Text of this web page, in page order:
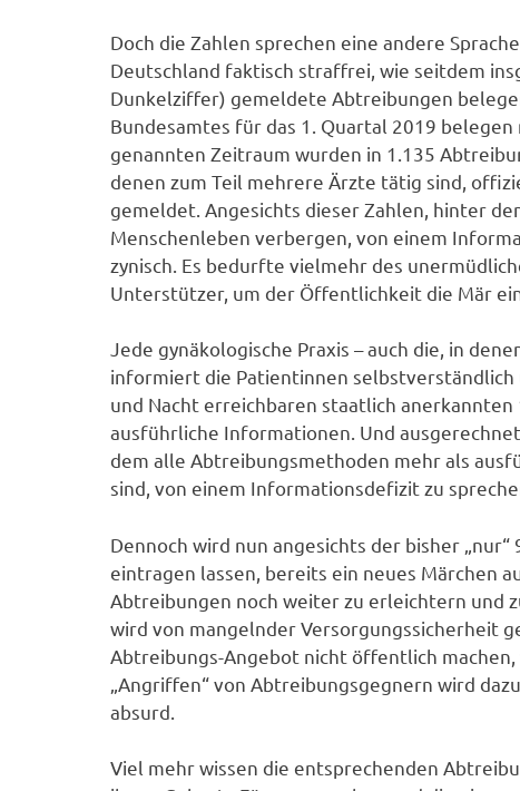
Doch die Zahlen sprechen eine andere
Deutschland faktisch straffrei, wie seitdem
Dunkelziffer) gemeldete Abtreibungen
Bundesamtes für das 1. Quartal 2019
genannten Zeitraum wurden in 1.135
denen zum Teil mehrere Ärzte tätig sind,
gemeldet. Angesichts dieser Zahlen, hinter
Menschenleben verbergen, von einem
zynisch. Es bedurfte vielmehr des
Unterstützer, um der Öffentlichkeit die Mär
Jede gynäkologische Praxis – auch die, in
informiert die Patientinnen
und Nacht erreichbaren staatlich
ausführliche Informationen. Und
dem alle Abtreibungsmethoden mehr als
sind, von einem Informationsdefizit zu
Dennoch wird nun angesichts der bisher „nur“
eintragen lassen, bereits ein neues Märchen
Abtreibungen noch weiter zu erleichtern und
wird von mangelnder Versorgungssicherheit
Abtreibungs-Angebot nicht öffentlich
„Angriffen“ von Abtreibungsgegnern wird
absurd.
Viel mehr wissen die entsprechenden